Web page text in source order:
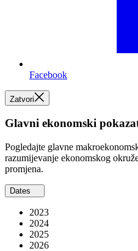
Facebook
Zatvori
Glavni ekonomski
Pogledajte glavne
razumijevanje ekonomskog
promjena.
Dates
2023
2024
2025
2026